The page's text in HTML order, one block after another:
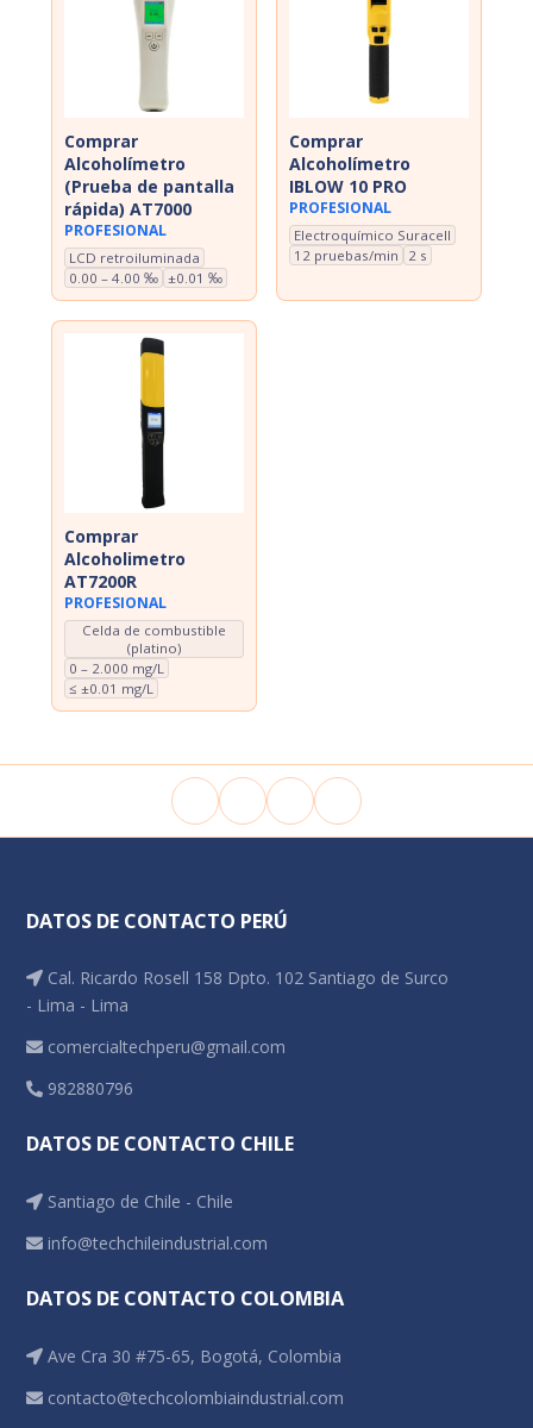
Comprar
Alcoholímetro
(Prueba de pantalla
rápida) AT7000
PROFESIONAL
LCD retroiluminada
0.00 – 4.00 ‰ ±0.01 ‰
Comprar
Alcoholímetro
IBLOW 10 PRO
PROFESIONAL
Electroquímico Suracell
12 pruebas/min
2 s
Comprar
Alcoholimetro
AT7200R
PROFESIONAL
Celda de combustible
(platino)
0 – 2.000 mg/L
≤ ±0.01 mg/L
DATOS DE CONTACTO PERÚ
Cal. Ricardo Rosell 158 Dpto. 102 Santiago de Surco
- Lima - Lima
comercialtechperu@gmail.com
982880796
DATOS DE CONTACTO CHILE
Santiago de Chile - Chile
info@techchileindustrial.com
DATOS DE CONTACTO COLOMBIA
Ave Cra 30 #75-65, Bogotá, Colombia
contacto@techcolombiaindustrial.com